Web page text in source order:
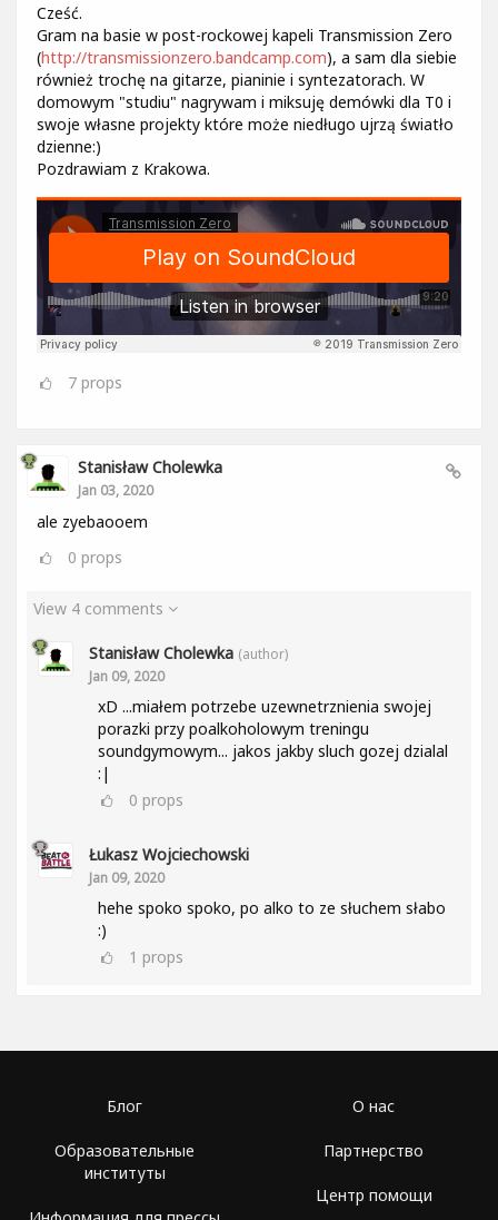
Cześć.
Gram na basie w post-rockowej kapeli Transmission Zero
(http://transmissionzero.bandcamp.com), a sam dla siebie
również trochę na gitarze, pianinie i syntezatorach. W
domowym "studiu" nagrywam i miksuję demówki dla T0 i
swoje własne projekty które może niedługo ujrzą światło
dzienne:)
Pozdrawiam z Krakowa.
7 props
Stanisław Cholewka
Jan 03, 2020
ale zyebaooem
0 props
View 4 comments
Stanisław Cholewka (author)
Jan 09, 2020
xD ...miałem potrzebe uzewnetrznienia swojej
porazki przy poalkoholowym treningu
soundgymowym... jakos jakby sluch gozej dzialal
:|
0 props
Łukasz Wojciechowski
Jan 09, 2020
hehe spoko spoko, po alko to ze słuchem słabo
:)
1 props
Блог
Образовательные
институты
О нас
Партнерство
Центр помощи